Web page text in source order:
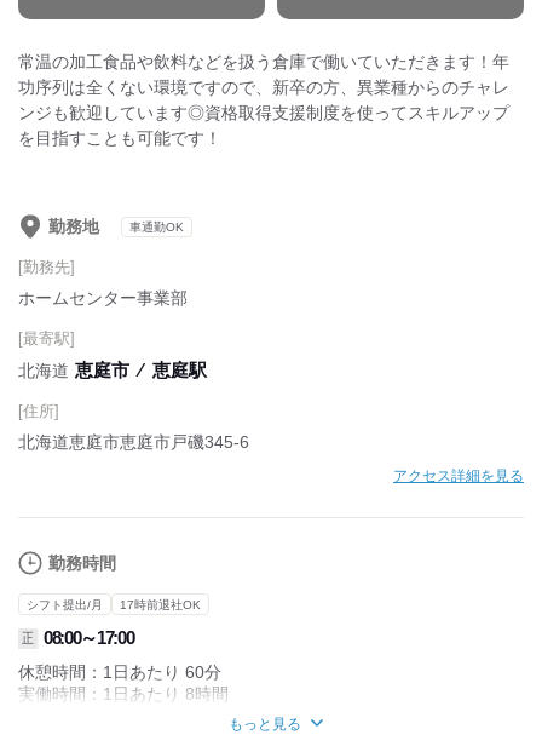
常温の加工食品や飲料などを扱う倉庫で働いていただきます！年
功序列は全くない環境ですので、新卒の方、異業種からのチャレ
ンジも歓迎しています◎資格取得支援制度を使ってスキルアップ
を目指すことも可能です！
勤務地 車通勤OK
[勤務先]
ホームセンター事業部
[最寄駅]
北海道 恵庭市 ⁄ 恵庭駅
[住所]
北海道恵庭市恵庭市戸磯345-6
アクセス詳細を見る
勤務時間
シフト提出/月 17時前退社OK
正 08:00～17:00
休憩時間：1日あたり 60分
実働時間：1日あたり 8時間
平均所定労働時間：1か月あたり 211時間
もっと見る